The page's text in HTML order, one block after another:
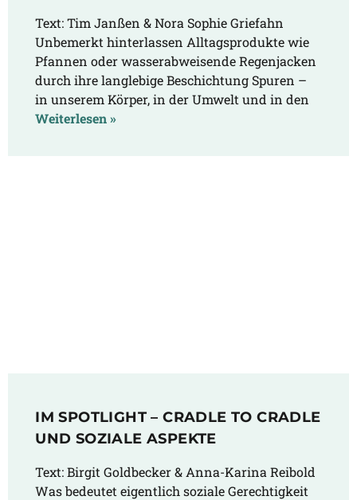
Text: Tim Janßen & Nora Sophie Griefahn
Unbemerkt hinterlassen Alltagsprodukte wie
Pfannen oder wasserabweisende Regenjacken
durch ihre langlebige Beschichtung Spuren –
in unserem Körper, in der Umwelt und in den
Weiterlesen »
IM SPOTLIGHT – CRADLE TO CRADLE
UND SOZIALE ASPEKTE
Text: Birgit Goldbecker & Anna-Karina Reibold
Was bedeutet eigentlich soziale Gerechtigkeit